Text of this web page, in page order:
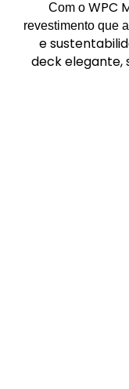
Com o WPC
revestimento que
e
deck elegante,